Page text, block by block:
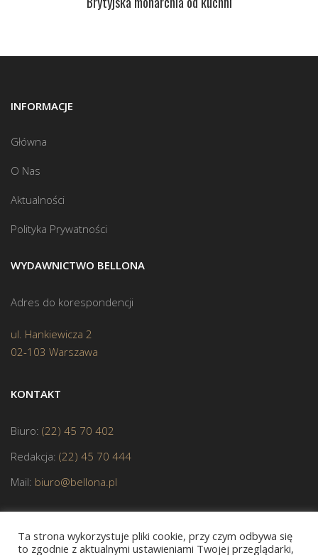
INFORMACJE
Główna
O Nas
Aktualności
Polityka Prywatności
WYDAWNICTWO BELLONA
Adres do korespondencji
ul. Hankiewicza 2
02-103 Warszawa
KONTAKT
Biuro: (22) 45 70 402
Redakcja: (22) 45 70 444
Mail: biuro@bellona.pl
Ta strona wykorzystuje pliki cookie, przy czym odbywa się
to zgodnie z aktualnymi ustawieniami Twojej przeglądarki,